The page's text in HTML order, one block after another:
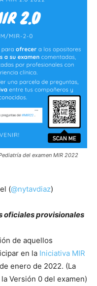
del examen MIR 2022
(@nytavdiaz)
oficiales provisionales
de aquellos
en la Iniciativa MIR
enero de 2022. (La
Versión 0 del examen)